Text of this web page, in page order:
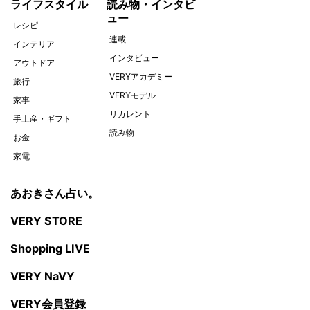
ライフスタイル
レシピ
インテリア
アウトドア
旅行
家事
手土産・ギフト
お金
家電
読み物・インタビ
ュー
連載
インタビュー
VERYアカデミー
VERYモデル
リカレント
読み物
あおきさん占い。
VERY STORE
Shopping LIVE
VERY NaVY
VERY会員登録